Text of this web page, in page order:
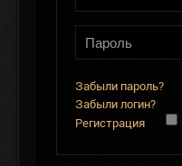
Забыли пароль?
Забыли логин?
Регистрация